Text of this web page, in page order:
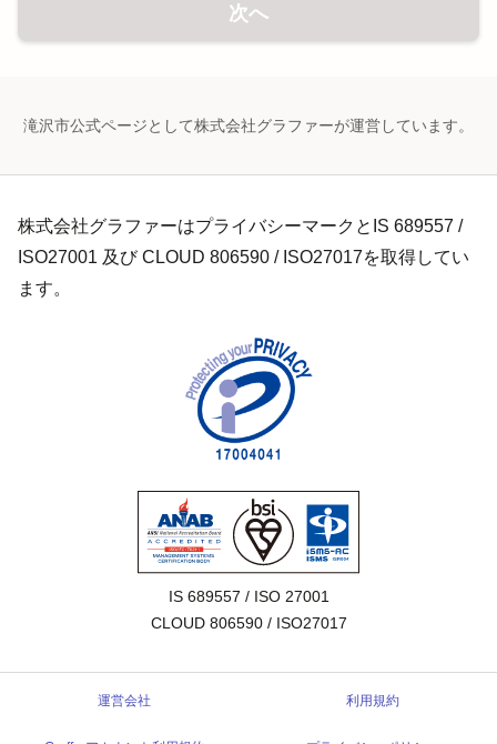
次へ
滝沢市公式ページとして株式会社グラファーが運営しています。
株式会社グラファーはプライバシーマークとIS 689557 /
ISO27001 及び CLOUD 806590 / ISO27017を取得してい
ます。
IS 689557 / ISO 27001
CLOUD 806590 / ISO27017
運営会社 利用規約